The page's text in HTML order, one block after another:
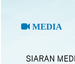
MEDIA
SIARAN